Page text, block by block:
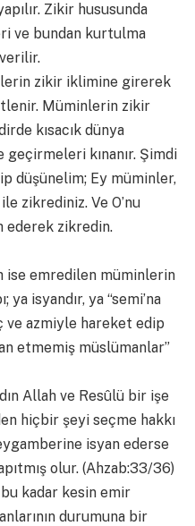
Zikir hususunda
ve bundan kurtulma
zikir iklimine girerek
Müminlerin zikir
kısacık dünya
kınanır. Şimdi
düşünelim; Ey müminler,
zikrediniz. Ve O’nu
ederek zikredin.
ise emredilen müminlerin
ya isyandır, ya “semi’na
ve azmiyle hareket edip
etmemiş müslümanlar”
Allah ve Resûlü bir işe
hiçbir şeyi seçme hakkı
isyan ederse
olur. (Ahzab:33/36)
kadar kesin emir
durumuna bir